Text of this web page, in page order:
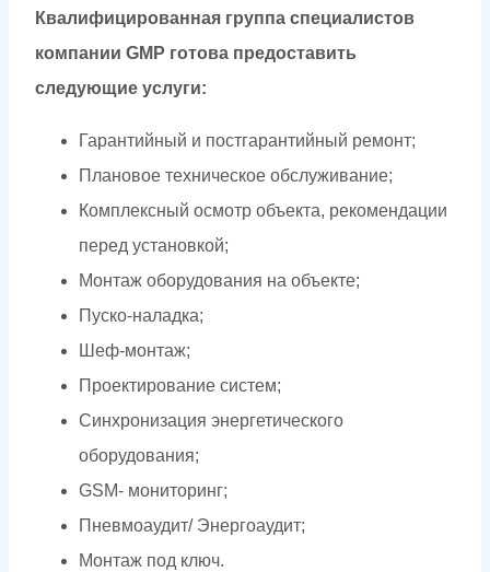
Квалифицированная группа специалистов
компании GMP готова предоставить
следующие услуги:
Гарантийный и постгарантийный ремонт;
Плановое техническое обслуживание;
Комплексный осмотр объекта, рекомендации
перед установкой;
Монтаж оборудования на объекте;
Пуско-наладка;
Шеф-монтаж;
Проектирование систем;
Синхронизация энергетического
оборудования;
GSM- мониторинг;
Пневмоаудит/ Энергоаудит;
Монтаж под ключ.